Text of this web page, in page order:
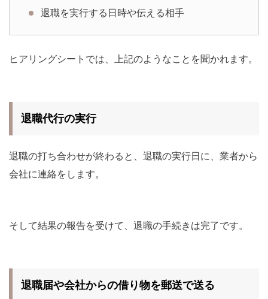
退職を実行する日時や伝える相手
ヒアリングシートでは、上記のようなことを聞かれます。
退職代行の実行
退職の打ち合わせが終わると、退職の実行日に、業者から
会社に連絡をします。
そして結果の報告を受けて、退職の手続きは完了です。
退職届や会社からの借り物を郵送で送る